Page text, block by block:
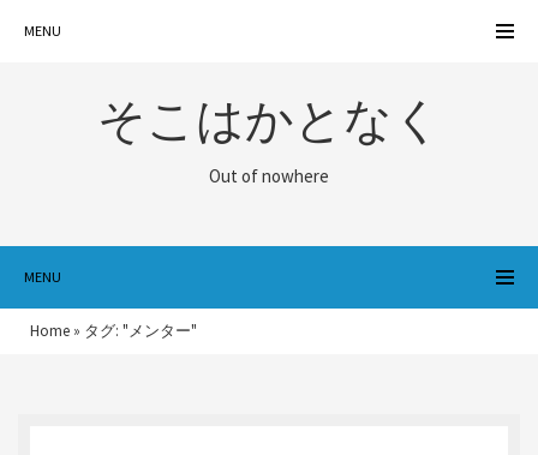
MENU
そこはかとなく
Out of nowhere
MENU
Home » タグ: "メンター"